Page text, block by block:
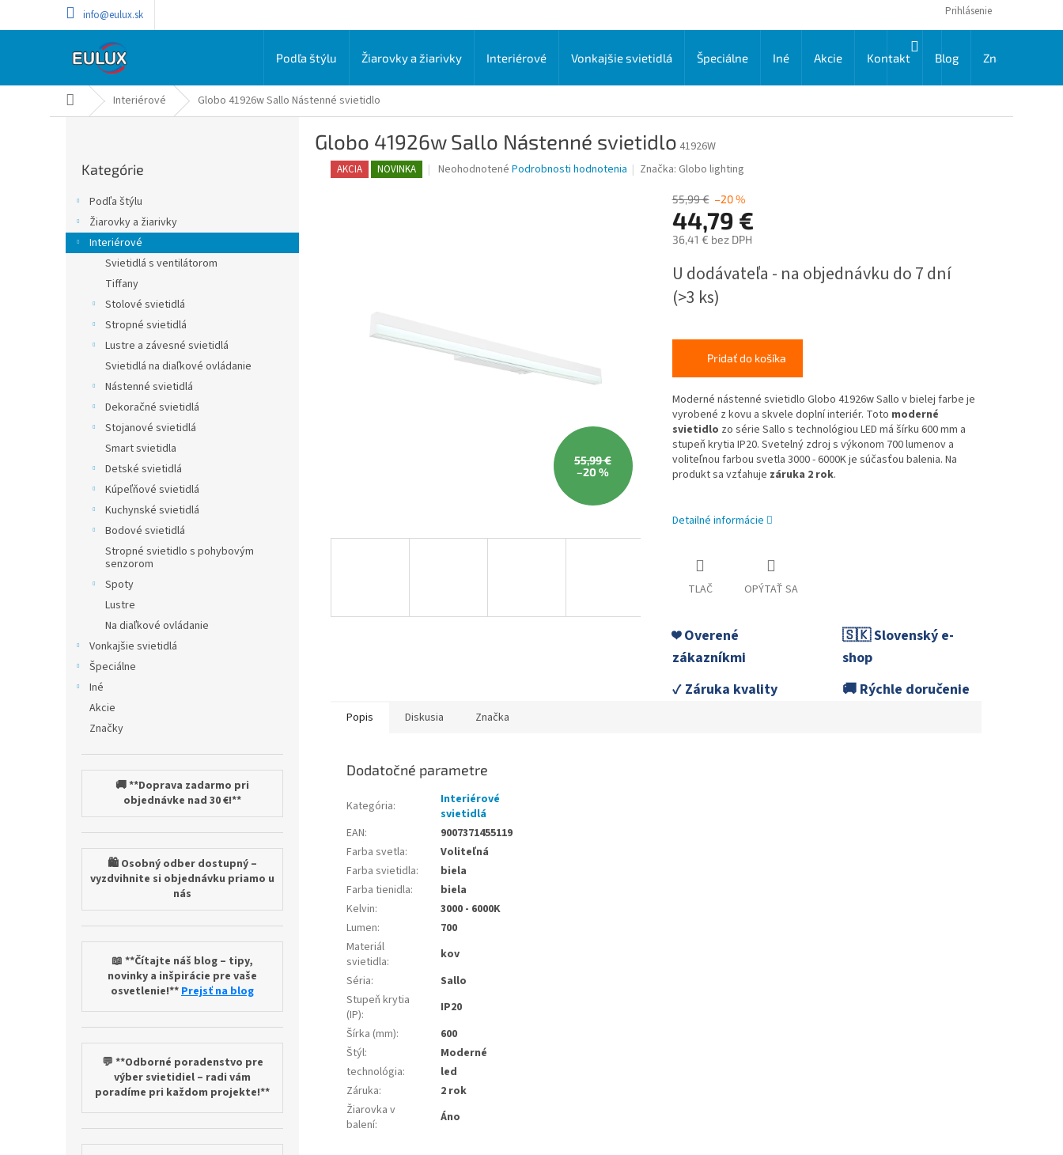
info@eulux.sk Prihlásenie
NÁKUPNÝ
Podľa štýlu Žiarovky a žiarivky Interiérové Vonkajšie svietidlá Špeciálne Iné Akcie Kontakt Blog Značky
DomovInteriérové Globo 41926w Sallo Nástenné svietidlo
a
kategórie
Kategórie
Podľa štýlu
Žiarovky a žiarivky
Interiérové
Svietidlá s ventilátorom
Tiffany
Stolové svietidlá
Stropné svietidlá
Lustre a závesné svietidlá
Svietidlá na diaľkové ovládanie
Nástenné svietidlá
Dekoračné svietidlá
Stojanové svietidlá
Smart svietidla
Detské svietidlá
Kúpeľňové svietidlá
Kuchynské svietidlá
Bodové svietidlá
Stropné svietidlo s pohybovým
senzorom
Spoty
Lustre
Na diaľkové ovládanie
Vonkajšie svietidlá
Špeciálne
Iné
Akcie
Značky
🚚 **Doprava zadarmo pri
objednávke nad 30 €!**
🛍️ Osobný odber dostupný –
vyzdvihnite si objednávku priamo u
nás
📖 **Čítajte náš blog – tipy,
novinky a inšpirácie pre vaše
osvetlenie!**Prejsť na blog
💬 **Odborné poradenstvo pre
výber svietidiel – radi vám
poradíme pri každom projekte!**
Globo 41926w Sallo Nástenné svietidlo 41926W
AKCIA NOVINKA
Priemerné
Neohodnotené Podrobnosti hodnotenia Značka: Globo lighting
55,99 €
–20 %
55,99 € –20 %
44,79 €
36,41 € bez DPH
cena:
U dodávateľa - na objednávku do 7 dní
(>3 ks)
Pridať do košíka
Moderné nástenné svietidlo Globo 41926w Sallo v bielej farbe je
vyrobené z kovu a skvele doplní interiér. Toto moderné
svietidlo zo série Sallo s technológiou LED má šírku 600 mm a
stupeň krytia IP20. Svetelný zdroj s výkonom 700 lumenov a
voliteľnou farbou svetla 3000 - 6000K je súčasťou balenia. Na
produkt sa vzťahuje záruka 2 rok.
Detailné informácie
TLAČ OPÝTAŤ SA
❤️ Overené
zákazníkmi
🇸🇰 Slovenský e-
shop
✓ Záruka kvality
🚚 Rýchle doručenie
Popis Diskusia Značka
Dodatočné parametre
Kategória:
Interiérové
svietidlá
EAN:
9007371455119
Farba svetla:
Voliteľná
Farba svietidla:
biela
Farba tienidla:
biela
Kelvin:
3000 - 6000K
Lumen:
700
Materiál
svietidla:
kov
Séria:
Sallo
Stupeň krytia
(IP):
IP20
Šírka (mm):
600
Štýl:
Moderné
technológia:
led
Záruka:
2 rok
Žiarovka v
balení: Áno